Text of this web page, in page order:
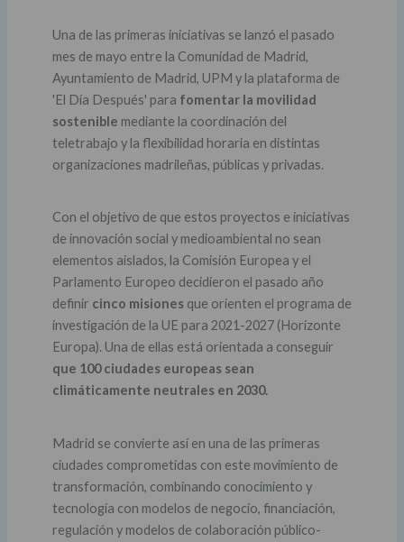
Una de las primeras iniciativas se lanzó el pasado
mes de mayo entre la Comunidad de Madrid,
Ayuntamiento de Madrid, UPM y la plataforma de
'El Día Después' para fomentar la movilidad
sostenible mediante la coordinación del
teletrabajo y la flexibilidad horaria en distintas
organizaciones madrileñas, públicas y privadas.
Con el objetivo de que estos proyectos e iniciativas
de innovación social y medioambiental no sean
elementos aislados, la Comisión Europea y el
Parlamento Europeo decidieron el pasado año
definir cinco misionesque orienten el programa de
investigación de la UE para 2021-2027 (Horizonte
Europa). Una de ellas está orientada a conseguir
que 100 ciudades europeas sean
climáticamente neutrales en 2030.
Madrid se convierte así en una de las primeras
ciudades comprometidas con este movimiento de
transformación, combinando conocimiento y
tecnología con modelos de negocio, financiación,
regulación y modelos de colaboración público-